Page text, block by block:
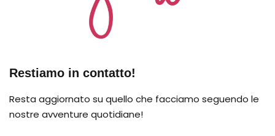
Restiamo in contatto!
Resta aggiornato su quello che facciamo seguendo le
nostre avventure quotidiane!